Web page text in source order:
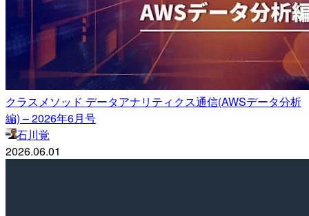
クラスメソッド データアナリティクス通信(AWSデータ分析
編) – 2026年6月号
石川覚
2026.06.01